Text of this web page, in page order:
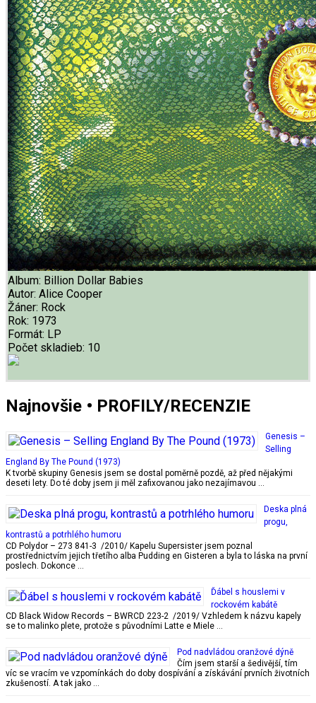
Album: Billion Dollar Babies
Autor: Alice Cooper
Žáner: Rock
Rok: 1973
Formát: LP
Počet skladieb: 10
Najnovšie • PROFILY/RECENZIE
Genesis –
Selling
England By The Pound (1973)
K tvorbě skupiny Genesis jsem se dostal poměrně pozdě, až před nějakými
deseti lety. Do té doby jsem ji měl zafixovanou jako nezajímavou …
Deska plná
progu,
kontrastů a potrhlého humoru
CD Polydor – 273 841-3 /2010/ Kapelu Supersister jsem poznal
prostřednictvím jejich třetího alba Pudding en Gisteren a byla to láska na první
poslech. Dokonce …
Ďábel s houslemi v
rockovém kabátě
CD Black Widow Records – BWRCD 223-2 /2019/ Vzhledem k názvu kapely
se to malinko plete, protože s původními Latte e Miele …
Pod nadvládou oranžové dýně
Čím jsem starší a šedivější, tím
víc se vracím ve vzpomínkách do doby dospívání a získávání prvních životních
zkušeností. A tak jako …